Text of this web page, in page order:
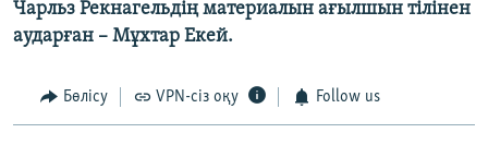
Чарльз Рекнагельдің материалын ағылшын тілінен
аударған – Мұхтар Екей.
Бөлісу VPN-сіз оқу Follow us